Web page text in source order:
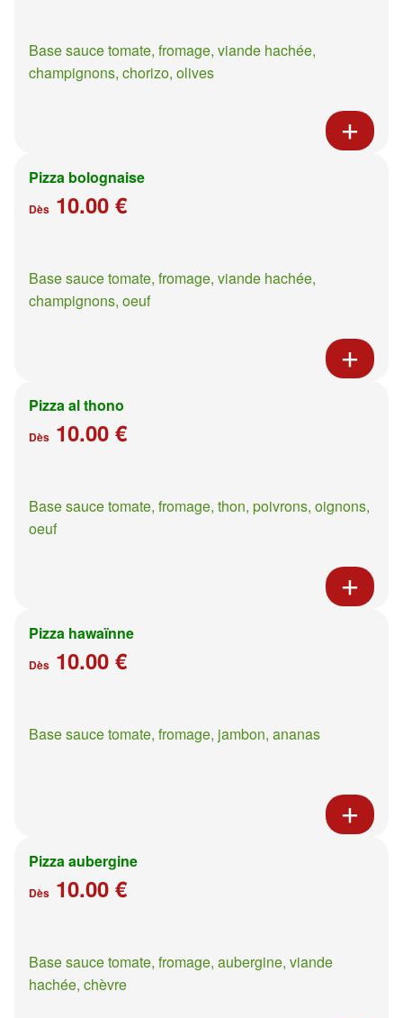
Base sauce tomate, fromage, viande hachée,
champignons, chorizo, olives
Pizza bolognaise
Dès 10.00 €
Base sauce tomate, fromage, viande hachée,
champignons, oeuf
Pizza al thono
Dès 10.00 €
Base sauce tomate, fromage, thon, poivrons, oignons,
oeuf
Pizza hawaïnne
Dès 10.00 €
Base sauce tomate, fromage, jambon, ananas
Pizza aubergine
Dès 10.00 €
Base sauce tomate, fromage, aubergine, viande
hachée, chèvre